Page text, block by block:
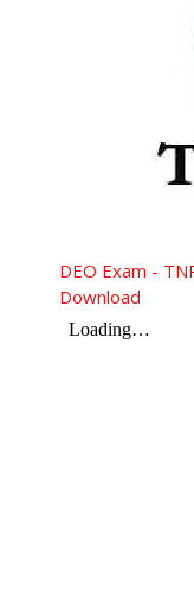
DEO Exam -
Download